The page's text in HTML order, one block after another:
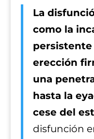
La
como la
persistente
erección
una
hasta la
cese del
disfunción